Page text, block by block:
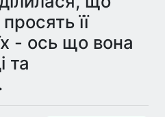
її
- ось що вона
та